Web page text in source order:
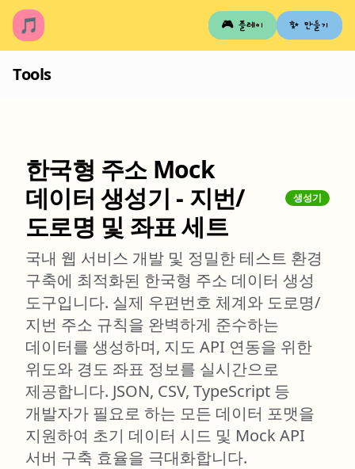
🎵 🎮 플레이 ✨ 만들기
Tools
한국형 주소 Mock
데이터 생성기 - 지번/
도로명 및 좌표 세트
생성기
국내 웹 서비스 개발 및 정밀한 테스트 환경
구축에 최적화된 한국형 주소 데이터 생성
도구입니다. 실제 우편번호 체계와 도로명/
지번 주소 규칙을 완벽하게 준수하는
데이터를 생성하며, 지도 API 연동을 위한
위도와 경도 좌표 정보를 실시간으로
제공합니다. JSON, CSV, TypeScript 등
개발자가 필요로 하는 모든 데이터 포맷을
지원하여 초기 데이터 시드 및 Mock API
서버 구축 효율을 극대화합니다.